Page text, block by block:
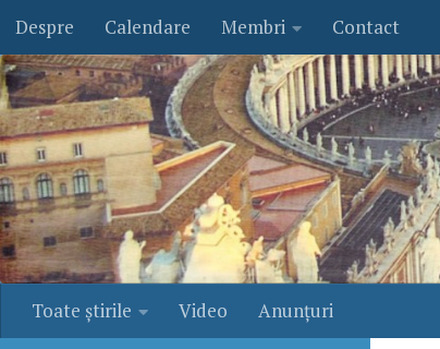
Skip to content
Despre Calendare Membri Contact
Toate ştirile Video Anunţuri